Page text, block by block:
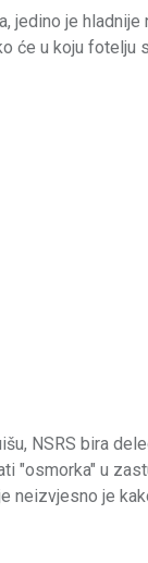
jedino je
će u koju
NSRS bira
"osmorka" u
neizvjesno je